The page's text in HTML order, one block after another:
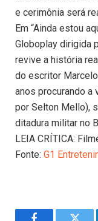
e cerimônia será
Em “Ainda estou
Globoplay dirigida
revive a história
do escritor
anos procurando a
por Selton Mello),
ditadura militar no
LEIA CRÍTICA:
Fonte: G1